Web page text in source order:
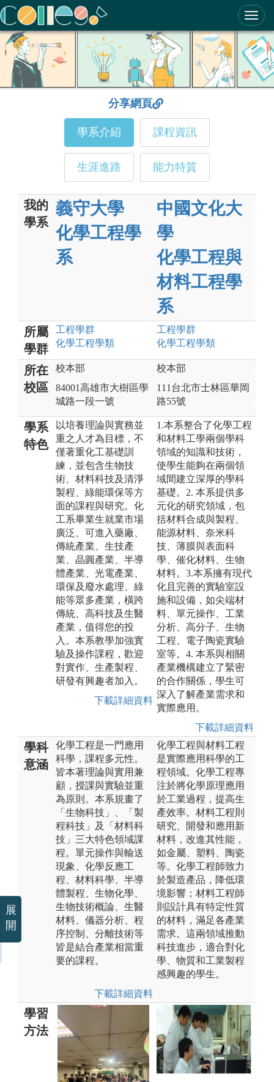
ColleGo! 大學選才與高中育才輔助系統
分享網頁
學系介紹 課程資訊
生涯進路 能力特質
我的
學系
義守大學
化學工程學
系
中國文化大
學
化學工程與
材料工程學
系
所屬
學群
工程學群
化學工程學類
工程學群
化學工程學類
所在
校區
校本部
84001高雄市大樹區學
城路一段一號
校本部
111台北市士林區華岡
路55號
學系
特色
以培養理論與實務並
重之人才為目標，不
僅著重化工基礎訓
練，並包含生物技
術、材料科技及清淨
製程、綠能環保等方
面的課程與研究。化
工系畢業生就業市場
廣泛、可進入藥廠、
傳統產業、生技產
業、晶圓產業、半導
體產業、光電產業、
環保及廢水處理、綠
能等眾多產業，橫跨
傳統、高科技及生醫
產業，值得您的投
入。本系教學加強實
驗及操作課程，歡迎
對實作、生產製程、
研發有興趣者加入。
下載詳細資料
1.本系整合了化學工程
和材料工學兩個學科
領域的知識和技術，
使學生能夠在兩個領
域間建立深厚的學科
基礎。2. 本系提供多
元化的研究領域，包
括材料合成與製程、
能源材料、奈米科
技、薄膜與表面科
學、催化材料、生物
材料。3.本系擁有現代
化且完善的實驗室設
施和設備，如尖端材
料、單元操作、工業
分析、高分子、生物
工程、電子陶瓷實驗
室等。4. 本系與相關
產業機構建立了緊密
的合作關係，學生可
深入了解產業需求和
實際應用。
下載詳細資料
學科
意涵
化學工程是一門應用
科學，課程多元性。
皆本著理論與實用兼
顧，授課與實驗並重
為原則。本系規畫了
「生物科技」、「製
程科技」及「材料科
技」三大特色領域課
程。單元操作與輸送
現象、化學反應工
程、材料科學、半導
體製程、生物化學、
生物技術概論、生醫
材料、儀器分析、程
序控制、分離技術等
皆是結合產業相當重
要的課程。
下載詳細資料
化學工程與材料工程
是實際應用科學的工
程領域。化學工程專
注於將化學原理應用
於工業過程，提高生
產效率。材料工程則
研究、開發和應用新
材料，改進其性能，
如金屬、塑料、陶瓷
等。化學工程師致力
於製造產品，降低環
境影響；材料工程師
則設計具有特定性質
的材料，滿足各產業
需求。這兩領域推動
科技進步，適合對化
學、物質和工業製程
感興趣的學生。
學習
方法
展
開